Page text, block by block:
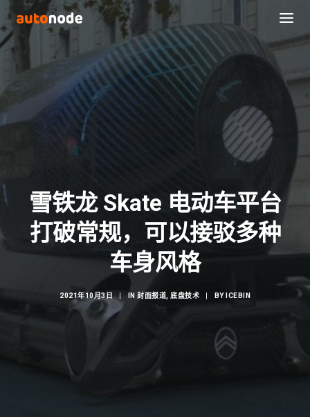
Search
雪铁龙 Skate 电动车平台
打破常规，可以接驳多种
车身风格
2021年10月3日 IN 封面报道 底盘技术 BY ICEBIN